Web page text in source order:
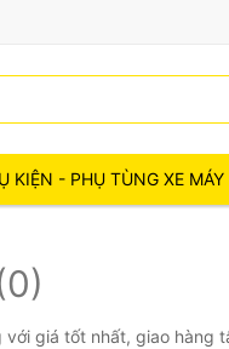
KIỆN - PHỤ TÙNG XE MÁY
giá tốt nhất, giao hàng